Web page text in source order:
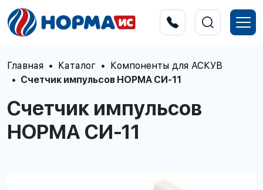
Главная Каталог
Компоненты для АСКУВ
Счетчик импульсов НОРМА СИ-11
Счетчик импульсов
НОРМА СИ-11